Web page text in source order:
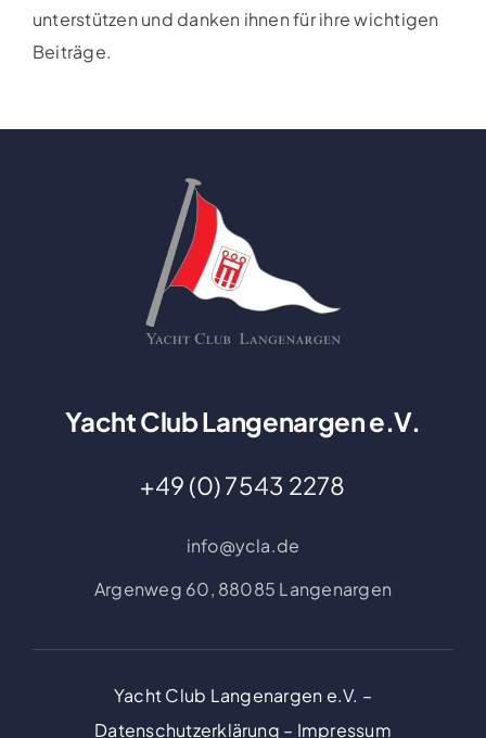
unterstützen und danken ihnen für ihre wichtigen
Beiträge.
Yacht Club Langenargen e.V.
+49 (0) 7543 2278
info@ycla.de
Argenweg 60, 88085 Langenargen
Yacht Club Langenargen e.V. –
Datenschutzerklärung – Impressum